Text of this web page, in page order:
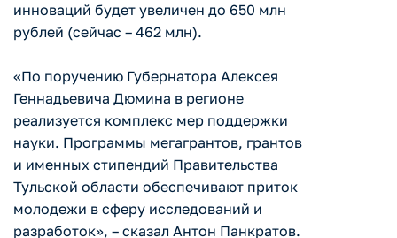
инноваций будет увеличен до 650 млн
рублей (сейчас – 462 млн).
«По поручению Губернатора Алексея
Геннадьевича Дюмина в регионе
реализуется комплекс мер поддержки
науки. Программы мегагрантов, грантов
и именных стипендий Правительства
Тульской области обеспечивают приток
молодежи в сферу исследований и
разработок», – сказал Антон Панкратов.